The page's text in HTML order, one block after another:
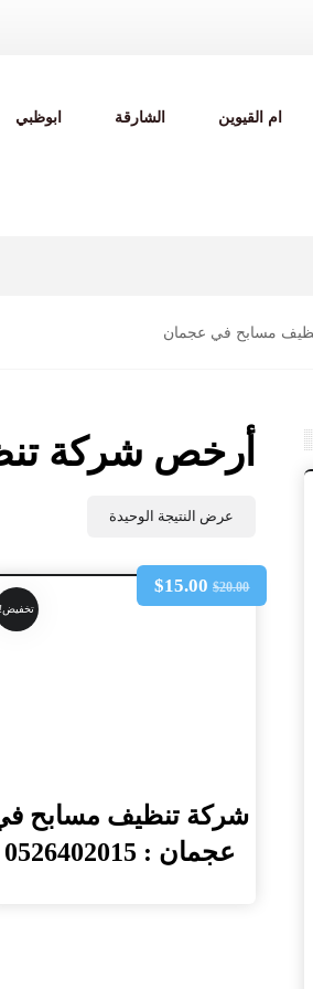
ام القيوين الشارقة ابوظبي
مسابح في عجمان
أرخص شركة
عرض النتيجة الوحيدة
تخفيض!
شركة تنظيف مسابح
عجمان : 0526402015
$20.00
$15.00